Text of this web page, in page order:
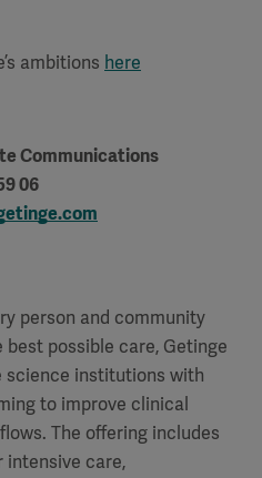
ambitions here
Communications
06
person and community
possible care, Getinge
science institutions with
to improve clinical
The offering includes
intensive care,